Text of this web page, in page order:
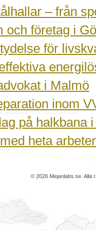
– från
och företag i
för
i Malmö
inom
på halkbana
heta
© 2026 Mejanlabs.se. Alla